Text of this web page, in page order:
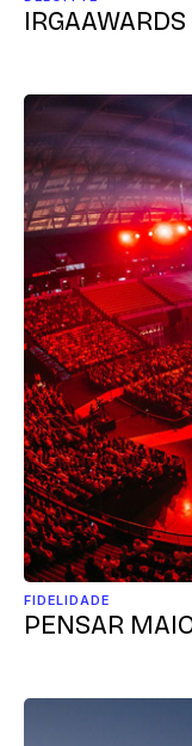
FIDELIDADE
PENSAR